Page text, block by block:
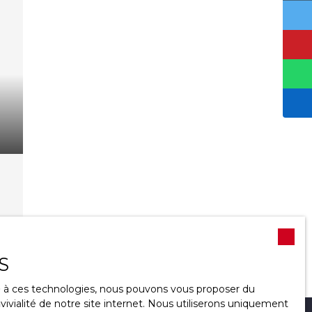
ces technologies, nous pouvons vous proposer du
de notre site internet. Nous utiliserons uniquement